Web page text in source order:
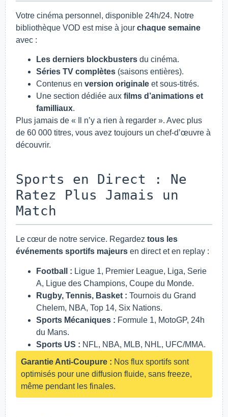
Votre cinéma personnel, disponible 24h/24. Notre
bibliothèque VOD est mise à jour chaque semaine
avec :
Les derniers blockbusters du cinéma.
Séries TV complètes (saisons entières).
Contenus en version originale et sous-titrés.
Une section dédiée aux films d’animations et
familliaux.
Plus jamais de « Il n’y a rien à regarder ». Avec plus
de 60 000 titres, vous avez toujours un chef-d’œuvre à
découvrir.
Sports en Direct : Ne
Ratez Plus Jamais un
Match
Le cœur de notre service. Regardez tous les
événements sportifs majeurs en direct et en replay :
Football : Ligue 1, Premier League, Liga, Serie
A, Ligue des Champions, Coupe du Monde.
Rugby, Tennis, Basket : Tournois du Grand
Chelem, NBA, Top 14, Six Nations.
Sports Mécaniques : Formule 1, MotoGP, 24h
du Mans.
Sports US : NFL, NBA, MLB, NHL, UFC/MMA.
Garantie Anti-Coupure : Nos flux sportifs sont
optimisés pour une diffusion fluide, sans freeze,
même pendant les finales.